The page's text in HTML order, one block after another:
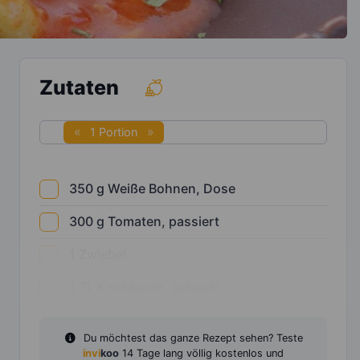
Zutaten
1 Portion
350 g Weiße Bohnen, Dose
300 g Tomaten, passiert
Du möchtest das ganze Rezept sehen? Teste
invikoo 14 Tage lang völlig kostenlos und